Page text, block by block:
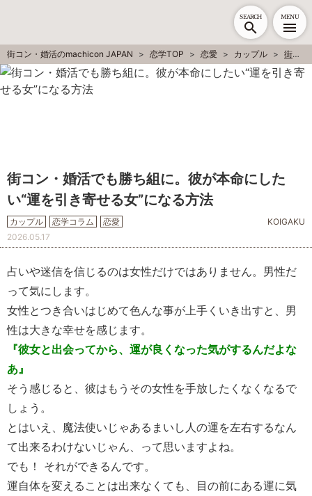
SEARCH MENU
街コン・婚活のmachicon JAPAN 恋学TOP 恋愛 カップル 街コン・婚活でも勝ち組に。彼が本命にしたい“運を引き寄せる女”になる方法
街コン・婚活でも勝ち組に。彼が本命にした
い“運を引き寄せる女”になる方法
カップル 恋学コラム 恋愛
KOIGAKU
2026.05.17
占いや迷信を信じるのは女性だけではありません。男性だ
って気にします。
女性とつき合いはじめて色んな事が上手くいき出すと、男
性は大きな幸せを感じます。
『彼女と出会ってから、運が良くなった気がするんだよな
あ』
そう感じると、彼はもうその女性を手放したくなくなるで
しょう。
とはいえ、魔法使いじゃあるまいし人の運を左右するなん
て出来るわけないじゃん、って思いますよね。
でも！ それができるんです。
運自体を変えることは出来なくても、目の前にある運に気